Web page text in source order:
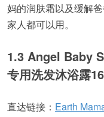
妈的润肤霜以及缓解
家人都可以用。
1.3 Angel Baby
专用洗发沐浴露
直达链接： Earth